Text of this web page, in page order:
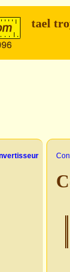
tael